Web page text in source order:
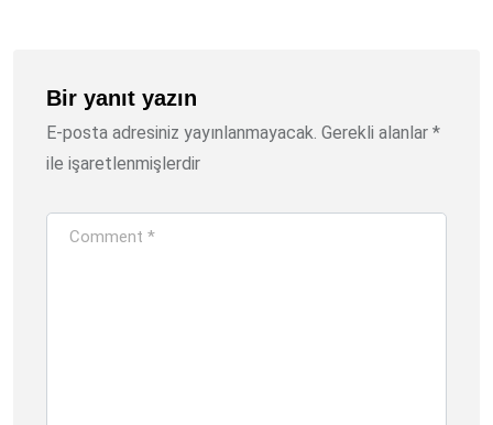
Bir yanıt yazın
E-posta adresiniz yayınlanmayacak. Gerekli alanlar *
ile işaretlenmişlerdir